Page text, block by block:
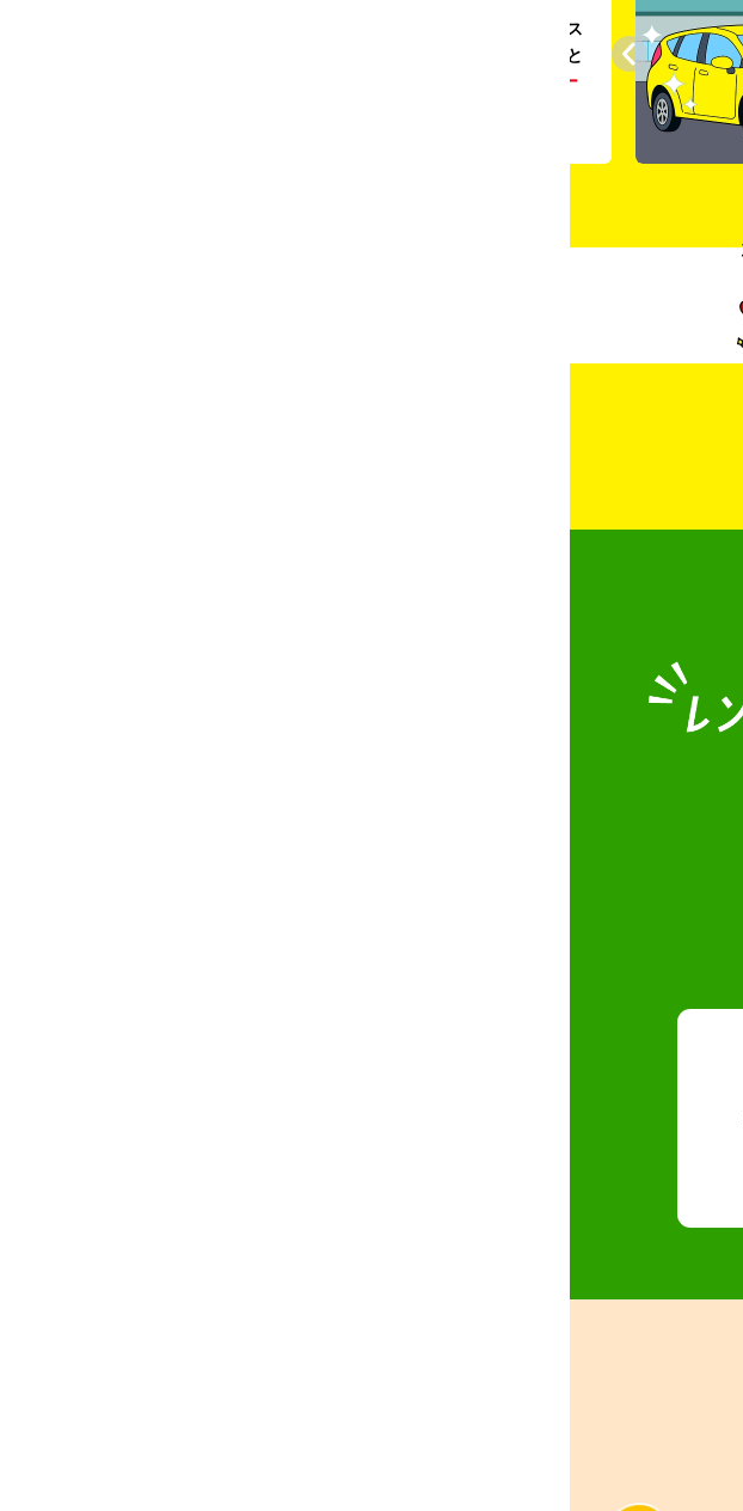
。ガソリンス
タンドや整備工場の既存インフラを活用すること
リー